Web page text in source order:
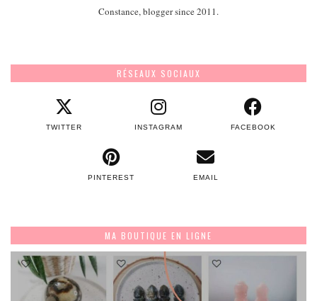
Constance, blogger since 2011.
RÉSEAUX SOCIAUX
TWITTER INSTAGRAM FACEBOOK
PINTEREST EMAIL
MA BOUTIQUE EN LIGNE